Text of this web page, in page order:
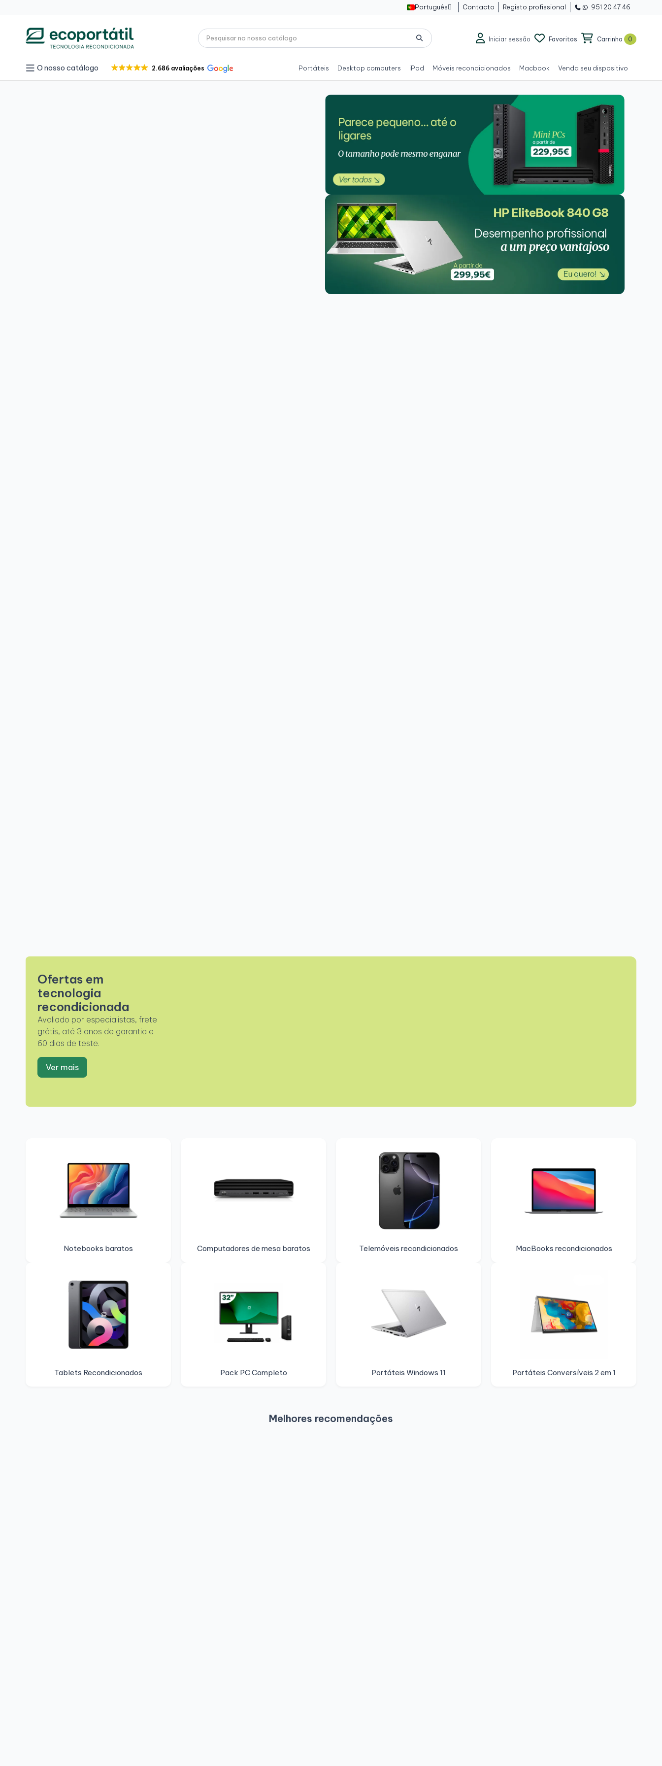
Português  Contacto Registo profissional 951 20 47 46
Iniciar sessão Favoritos Carrinho 0
O nosso catálogo 2.686 avaliações Portáteis Desktop computers iPad Móveis recondicionados Macbook Venda seu dispositivo
Ofertas em
tecnologia
recondicionada
Avaliado por especialistas, frete
grátis, até 3 anos de garantia e
60 dias de teste.
Ver mais
Notebooks baratos Computadores de mesa baratos Telemóveis recondicionados MacBooks recondicionados
Tablets Recondicionados Pack PC Completo Portáteis Windows 11 Portáteis Conversíveis 2 em 1
Melhores recomendações